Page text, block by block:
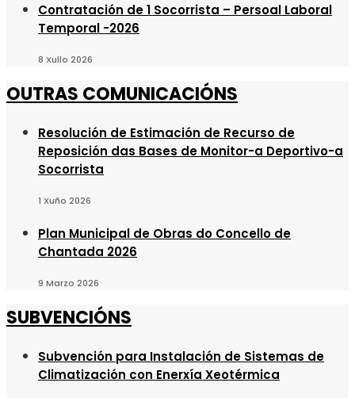
Contratación de 1 Socorrista – Persoal Laboral
Temporal -2026
8 Xullo 2026
OUTRAS COMUNICACIÓNS
Resolución de Estimación de Recurso de
Reposición das Bases de Monitor-a Deportivo-a
Socorrista
1 Xuño 2026
Plan Municipal de Obras do Concello de
Chantada 2026
9 Marzo 2026
SUBVENCIÓNS
Subvención para Instalación de Sistemas de
Climatización con Enerxía Xeotérmica